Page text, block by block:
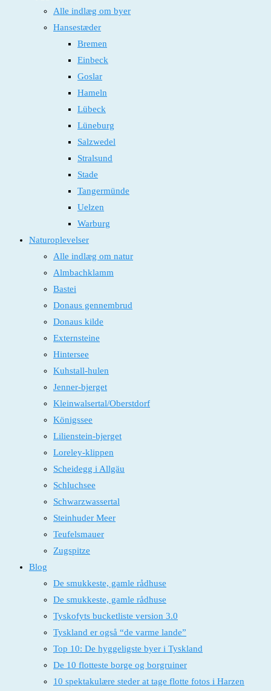
Alle indlæg om byer
Hansestæder
Bremen
Einbeck
Goslar
Hameln
Lübeck
Lüneburg
Salzwedel
Stralsund
Stade
Tangermünde
Uelzen
Warburg
Naturoplevelser
Alle indlæg om natur
Almbachklamm
Bastei
Donaus gennembrud
Donaus kilde
Externsteine
Hintersee
Kuhstall-hulen
Jenner-bjerget
Kleinwalsertal/Oberstdorf
Königssee
Lilienstein-bjerget
Loreley-klippen
Scheidegg i Allgäu
Schluchsee
Schwarzwassertal
Steinhuder Meer
Teufelsmauer
Zugspitze
Blog
De smukkeste, gamle rådhuse
De smukkeste, gamle rådhuse
Tyskofyts bucketliste version 3.0
Tyskland er også “de varme lande”
Top 10: De hyggeligste byer i Tyskland
De 10 flotteste borge og borgruiner
10 spektakulære steder at tage flotte fotos i Harzen